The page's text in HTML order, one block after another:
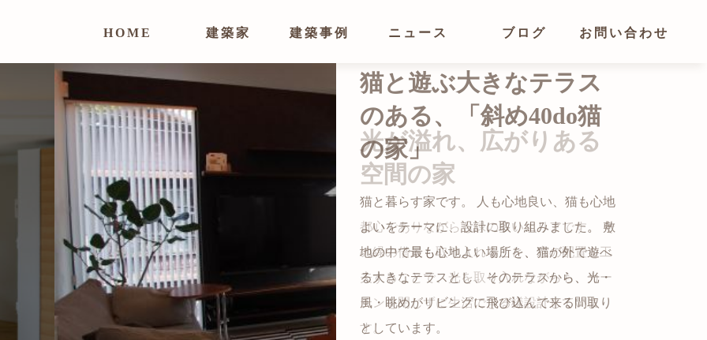
HOME 建築家 建築事例 ニュース ブログ お問い合わせ
猫と暮らす家です。 人も心地良い、猫も心地
よいをテーマに、設計に取り組みました。 敷
地の中で最も心地よい場所を、猫が外で遊べ
る大きなテラスとし、そのテラスから、光・
風・眺めがリビングに飛び込んで来る間取り
としています。
光が溢れ、広がりある
空間の家
都心でありながらも緑の多いエリアです。 そ
の緑の借景も取り入れること、窓の配置を工
夫することで、光を取り入れながらも、カー
テンを閉じずに生活できる様設計していま
す。
自然の中の岩山を切り開いて造った、ワイル
ドなゲストハウスをイメージした空間が広が
る都市型住宅です。
かつての機織り工場が、その趣を残しつつ孫
世帯の住居へと蘇りました。